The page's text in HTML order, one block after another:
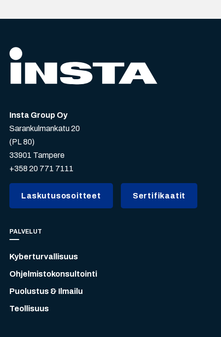
Insta Group Oy
Sarankulmankatu 20
(PL 80)
33901 Tampere
+358 20 771 7111
Laskutusosoitteet Sertifikaatit
PALVELUT
Kyberturvallisuus
Ohjelmistokonsultointi
Puolustus & Ilmailu
Teollisuus